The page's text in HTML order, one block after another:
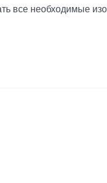
все необходимые